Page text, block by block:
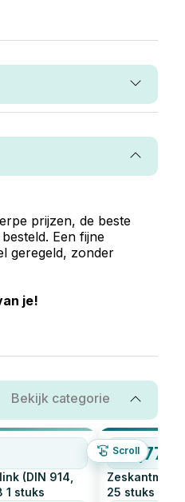
prijzen, de beste
Een fijne
geregeld, zonder
je!
Bekijk categorie
Scroll
(DIN 914,
1 stuks
€1,77
25 stuks